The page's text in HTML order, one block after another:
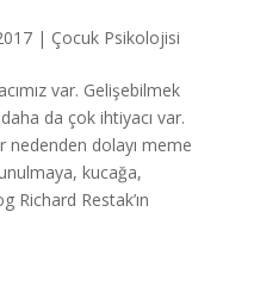
| Çocuk Psikolojisi
var. Gelişebilmek
da çok ihtiyacı var.
nedenden dolayı meme
kucağa,
Richard Restak’ın